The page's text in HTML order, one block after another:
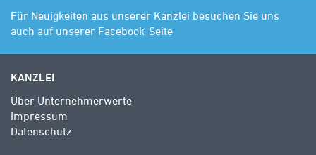
Für Neuigkeiten aus unserer Kanzlei besuchen Sie uns
auch auf unserer Facebook-Seite
KANZLEI
Über Unternehmerwerte
Impressum
Datenschutz